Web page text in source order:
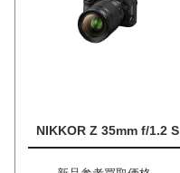
NIKKOR Z 35mm f/1.2 S